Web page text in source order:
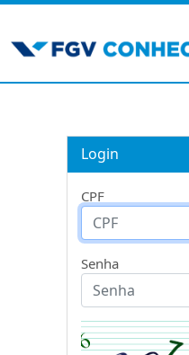
Login
CPF
Senha